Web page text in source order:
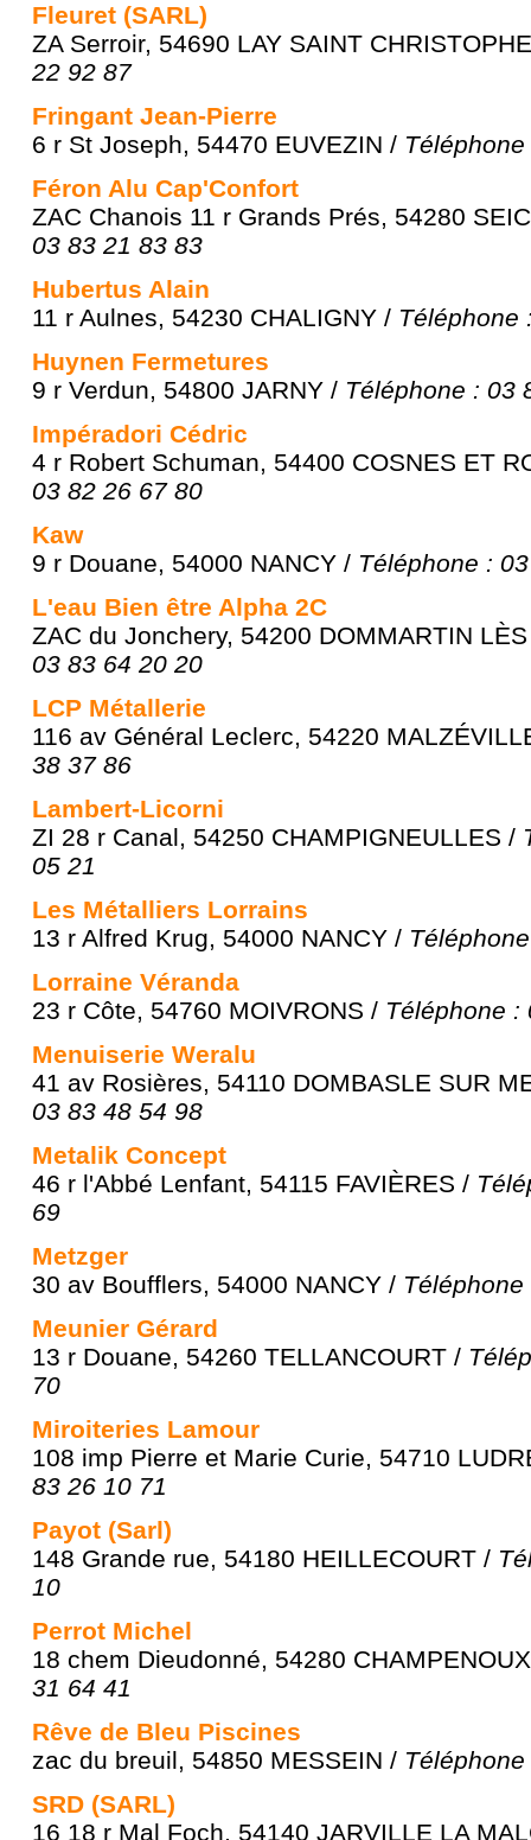
Fleuret (SARL)
ZA Serroir, 54690 LAY SAINT
22 92 87
Fringant Jean-Pierre
6 r St Joseph, 54470 EUVEZIN /
Féron Alu Cap'Confort
ZAC Chanois 11 r Grands Prés, 54280
03 83 21 83 83
Hubertus Alain
11 r Aulnes, 54230 CHALIGNY / Téléphone
Huynen Fermetures
9 r Verdun, 54800 JARNY / Téléphone : 03
Impéradori Cédric
4 r Robert Schuman, 54400 COSNES ET
03 82 26 67 80
Kaw
9 r Douane, 54000 NANCY / Téléphone :
L'eau Bien être Alpha 2C
ZAC du Jonchery, 54200 DOMMARTIN
03 83 64 20 20
LCP Métallerie
116 av Général Leclerc, 54220
38 37 86
Lambert-Licorni
ZI 28 r Canal, 54250 CHAMPIGNEULLES /
05 21
Les Métalliers Lorrains
13 r Alfred Krug, 54000 NANCY /
Lorraine Véranda
23 r Côte, 54760 MOIVRONS / Téléphone :
Menuiserie Weralu
41 av Rosières, 54110 DOMBASLE SUR
03 83 48 54 98
Metalik Concept
46 r l'Abbé Lenfant, 54115 FAVIÈRES /
69
Metzger
30 av Boufflers, 54000 NANCY /
Meunier Gérard
13 r Douane, 54260 TELLANCOURT /
70
Miroiteries Lamour
108 imp Pierre et Marie Curie, 54710
83 26 10 71
Payot (Sarl)
148 Grande rue, 54180 HEILLECOURT /
10
Perrot Michel
18 chem Dieudonné, 54280
31 64 41
Rêve de Bleu Piscines
zac du breuil, 54850 MESSEIN /
SRD (SARL)
16 18 r Mal Foch, 54140 JARVILLE LA